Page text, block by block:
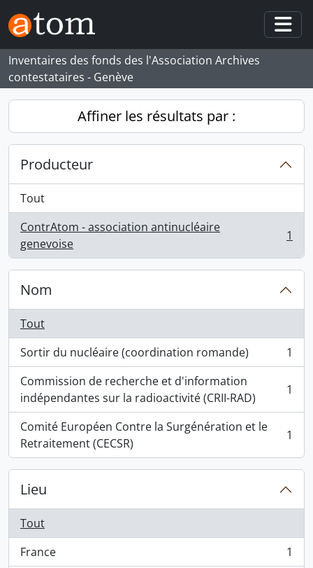
Skip to main content
Inventaires des fonds des l'Association Archives
contestataires - Genève
Affiner les résultats par :
Producteur
Tout
ContrAtom - association antinucléaire
genevoise
, 1 résultats 1
Nom
Tout
Sortir du nucléaire (coordination romande)
, 1 résultats
1
Commission de recherche et d'information
indépendantes sur la radioactivité (CRII-RAD)
, 1 résultats 1
Comité Européen Contre la Surgénération et le
Retraitement (CECSR)
, 1 résultats 1
Lieu
Tout
France
, 1 résultats
1